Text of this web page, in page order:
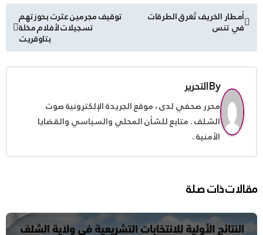
تصفّح
المقالات
أمطار الخريف تُغرق الطرقات
في تنس
توقيف مجرمين عثرت بحوزتهم
تسجيلات لأفلام مخلة
بتاوقريت
Byالتحرير
محرر صحفي لدى ، موقع الجريدة الإلكترونية صوت
الشلف . متابع للشأن المحلي والسياسي والقضايا
الأمنية .
مقالات ذات صلة